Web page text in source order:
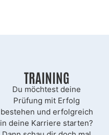
TRAINING
Du möchtest deine
Prüfung mit Erfolg
bestehen und erfolgreich
in deine Karriere starten?